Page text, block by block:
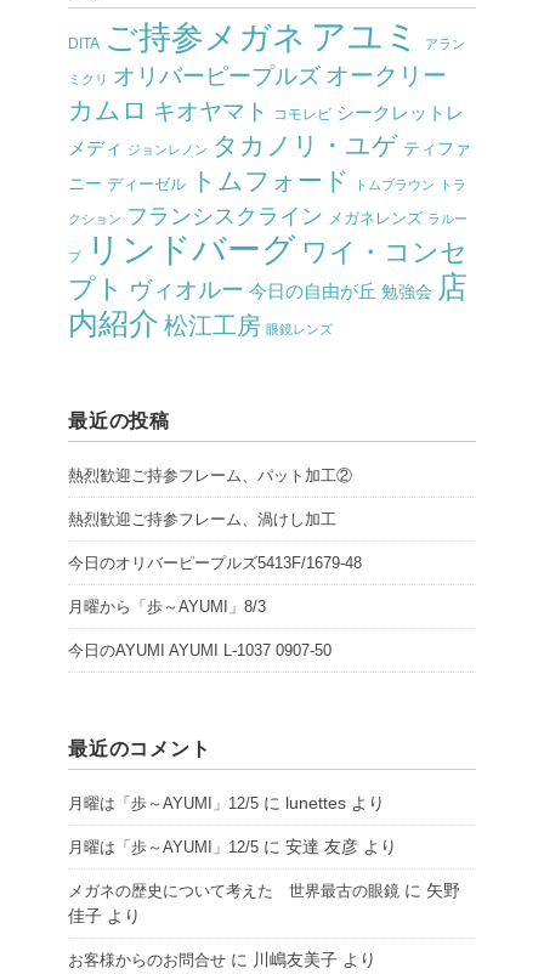
DITA ご持参メガネ アユミ アラン
ミクリ オリバーピープルズ オークリー
カムロ キオヤマト コモレビ シークレットレ
メディ
ジョンレノン タカノリ・ユゲ ティファ
ニー ディーゼル トムフォード トムブラウン トラ
クション フランシスクライン メガネレンズ ラルー
プ リンドバーグ ワイ・コンセ
プト ヴィオルー 今日の自由が丘 勉強会 店
内紹介 松江工房 眼鏡レンズ
最近の投稿
熱烈歓迎ご持参フレーム、パット加工②
熱烈歓迎ご持参フレーム、渦けし加工
今日のオリバーピープルズ5413F/1679-48
月曜から「歩～AYUMI」8/3
今日のAYUMI AYUMI L-1037 0907-50
最近のコメント
月曜は「歩～AYUMI」12/5 に lunettes より
月曜は「歩～AYUMI」12/5 に 安達 友彦 より
メガネの歴史について考えた 世界最古の眼鏡 に 矢野
佳子 より
お客様からのお問合せ に 川嶋友美子 より